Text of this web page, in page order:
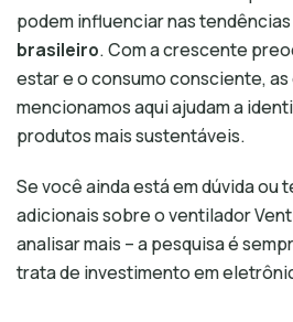
podem influenciar nas
brasileiro. Com a crescente
estar e o consumo consciente,
mencionamos aqui ajudam a
produtos mais sustentáveis.
Se você ainda está em dúvida ou
adicionais sobre o ventilador
analisar mais – a pesquisa é
trata de investimento em